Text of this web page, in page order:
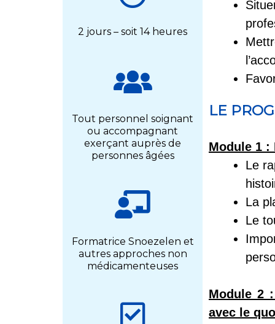
2 jours – soit 14 heures
Tout personnel soignant
ou accompagnant
exerçant auprès de
personnes âgées
Formatrice Snoezelen et
autres approches non
médicamenteuses
LE
Module 1 :
Le
La
Le
Module 2
avec le